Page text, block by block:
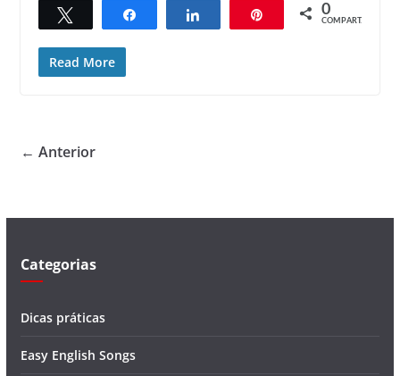
Compartilhar Compartilhar 0
COMPART.
Read More
← Anterior
Categorias
Dicas práticas
Easy English Songs